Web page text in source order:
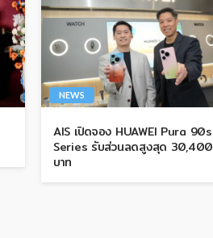
NEWS
AIS เปิดจอง HUAWEI Pura 90s
Series รับส่วนลดสูงสุด 30,400
บาท